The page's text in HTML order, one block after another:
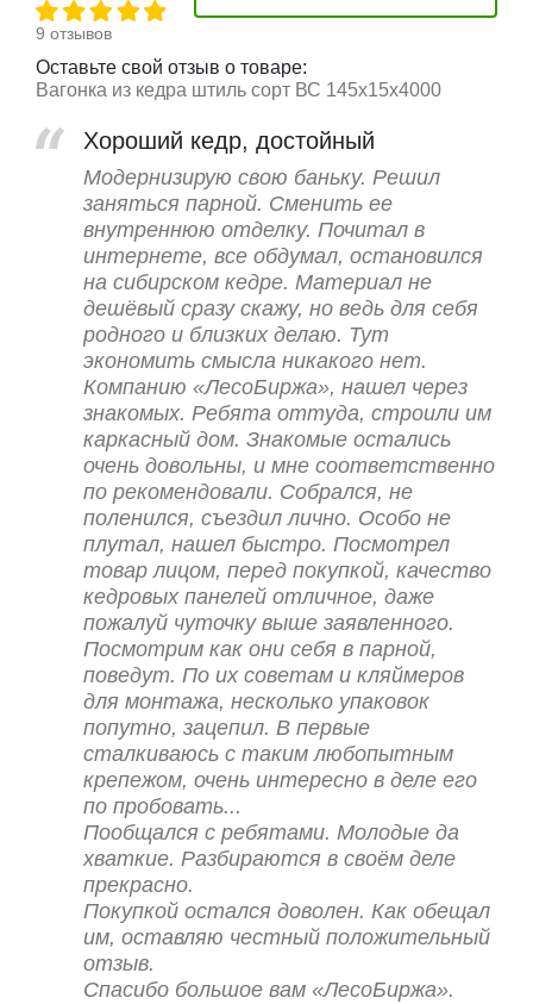
9 отзывов
Оставьте свой отзыв о товаре:
Вагонка из кедра штиль сорт ВС 145x15x4000
Хороший кедр, достойный
Модернизирую свою баньку. Решил
заняться парной. Сменить ее
внутреннюю отделку. Почитал в
интернете, все обдумал, остановился
на сибирском кедре. Материал не
дешёвый сразу скажу, но ведь для себя
родного и близких делаю. Тут
экономить смысла никакого нет.
Компанию «ЛесоБиржа», нашел через
знакомых. Ребята оттуда, строили им
каркасный дом. Знакомые остались
очень довольны, и мне соответственно
по рекомендовали. Собрался, не
поленился, съездил лично. Особо не
плутал, нашел быстро. Посмотрел
товар лицом, перед покупкой, качество
кедровых панелей отличное, даже
пожалуй чуточку выше заявленного.
Посмотрим как они себя в парной,
поведут. По их советам и кляймеров
для монтажа, несколько упаковок
попутно, зацепил. В первые
сталкиваюсь с таким любопытным
крепежом, очень интересно в деле его
по пробовать...
Пообщался с ребятами. Молодые да
хваткие. Разбираются в своём деле
прекрасно.
Покупкой остался доволен. Как обещал
им, оставляю честный положительный
отзыв.
Спасибо большое вам «ЛесоБиржа».